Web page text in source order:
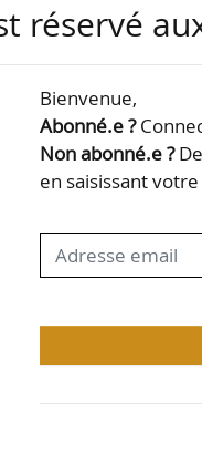
d’affaires
réservé
Bienvenue,
Abonné.e ?
Non abonné.e ?
en saisissant